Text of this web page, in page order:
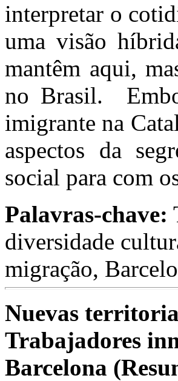
interpretar o
uma visão
mantêm aqui,
no Brasil.
imigrante na
aspectos da
social para com
Palavras-chave:
diversidade
migração,
Nuevas
Trabajadores
Barcelona (